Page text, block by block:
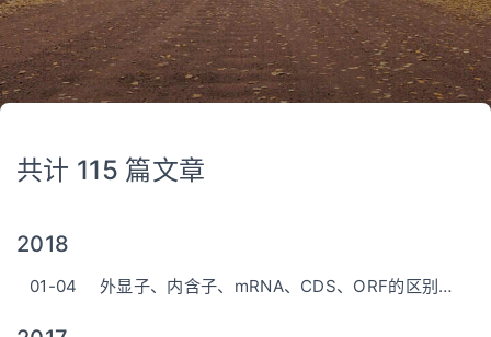
共计 115 篇文章
2018
01-04 外显子、内含子、mRNA、CDS、ORF的区别与联系